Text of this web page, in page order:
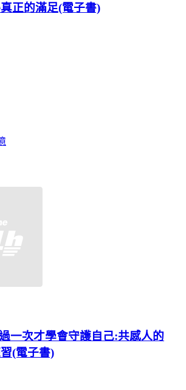
正的滿足(電子書)
一次才學會守護自己:共感人的
習(電子書)